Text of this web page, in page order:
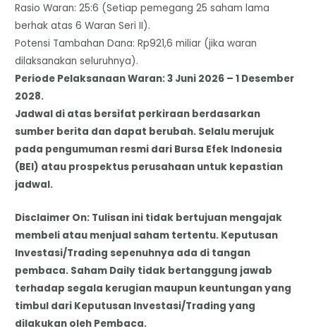
​Rasio Waran: 25:6 (Setiap pemegang 25 saham lama
berhak atas 6 Waran Seri II).
​Potensi Tambahan Dana: Rp921,6 miliar (jika waran
dilaksanakan seluruhnya).
​Periode Pelaksanaan Waran: 3 Juni 2026 – 1 Desember
2028.
Jadwal di atas bersifat perkiraan berdasarkan
sumber berita dan dapat berubah. Selalu merujuk
pada pengumuman resmi dari Bursa Efek Indonesia
(BEI) atau prospektus perusahaan untuk kepastian
jadwal.
Disclaimer On: Tulisan ini tidak bertujuan mengajak
membeli atau menjual saham tertentu. Keputusan
Investasi/Trading sepenuhnya ada di tangan
pembaca. Saham Daily tidak bertanggung jawab
terhadap segala kerugian maupun keuntungan yang
timbul dari Keputusan Investasi/Trading yang
dilakukan oleh Pembaca.